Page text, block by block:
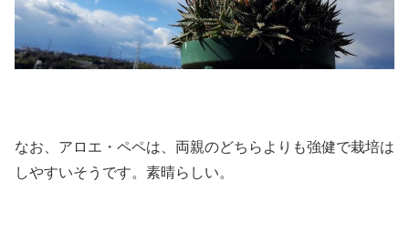
なお、アロエ・ペペは、両親のどちらよりも強健で栽培は
しやすいそうです。素晴らしい。